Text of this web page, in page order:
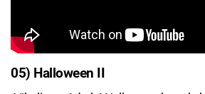
05) Halloween II